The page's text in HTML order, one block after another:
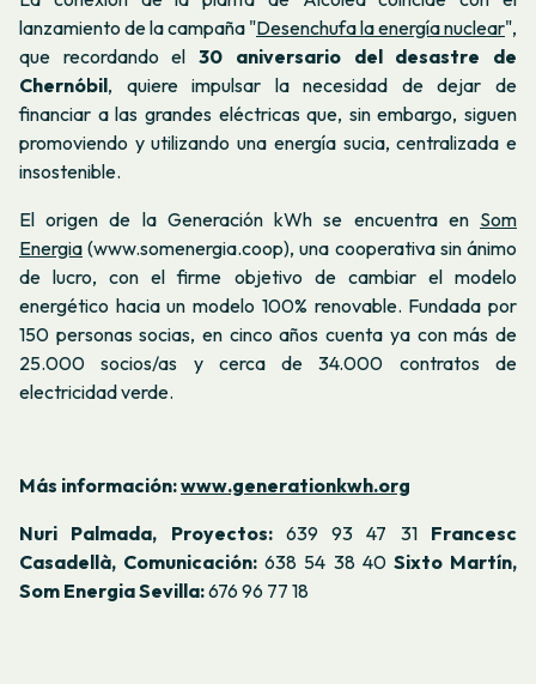
lanzamiento de la campaña "Desenchufa la energía nuclear",
que recordando el30 aniversario del desastre de
Chernóbil, quiere impulsar la necesidad de dejar de
financiar a las grandes eléctricas que, sin embargo, siguen
promoviendo y utilizando una energía sucia, centralizada e
insostenible.
El origen de la Generación kWh se encuentra en Som
Energia (www.somenergia.coop), una cooperativa sin ánimo
de lucro, con el firme objetivo de cambiar el modelo
energético hacia un modelo 100% renovable. Fundada por
150 personas socias, en cinco años cuenta ya con más de
25.000 socios/as y cerca de 34.000 contratos de
electricidad verde.
Más información:www.generationkwh.org
Nuri Palmada, Proyectos: 639 93 47 31
Francesc
Casadellà, Comunicación: 638 54 38 40 Sixto Martín,
Som Energia Sevilla:676 96 77 18